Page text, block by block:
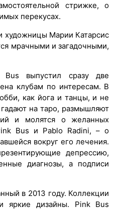
стрижке, о
перекусах.
художницы Марии Катарсис
мрачными и загадочными,
выпустил сразу две
клубам по интересам. В
как йога и танцы, и не
на таро, размышляют
и молятся о желанных
Bus и Pablo Radini, – о
вокруг его лечения.
депрессию,
диагнозы, а подписи
в 2013 году. Коллекции
яркие дизайны. Pink Bus